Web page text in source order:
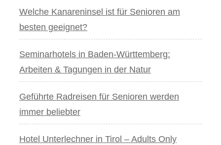
Welche Kanareninsel ist für Senioren am
besten geeignet?
Seminarhotels in Baden-Württemberg:
Arbeiten & Tagungen in der Natur
Geführte Radreisen für Senioren werden
immer beliebter
Hotel Unterlechner in Tirol – Adults Only